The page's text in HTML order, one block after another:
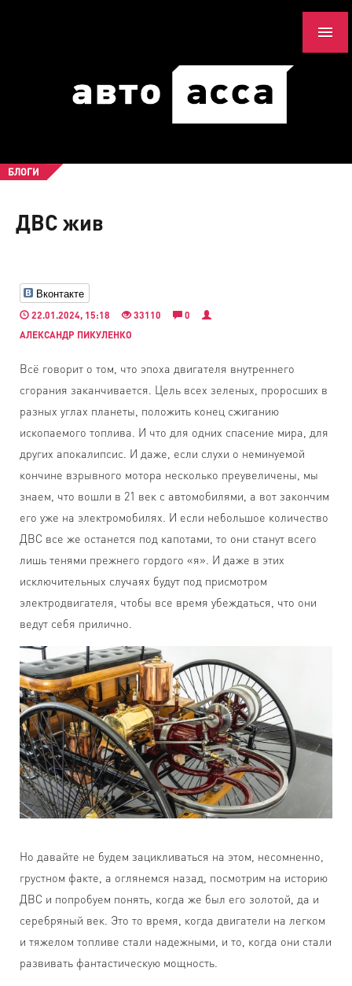
БЛОГИ
ДВС жив
Вконтакте
22.01.2024, 15:18 33110
0
АЛЕКСАНДР ПИКУЛЕНКО
Всё говорит о том, что эпоха двигателя внутреннего
сгорания заканчивается. Цель всех зеленых, проросших в
разных углах планеты, положить конец сжиганию
ископаемого топлива. И что для одних спасение мира, для
других апокалипсис. И даже, если слухи о неминуемой
кончине взрывного мотора несколько преувеличены, мы
знаем, что вошли в 21 век с автомобилями, а вот закончим
его уже на электромобилях. И если небольшое количество
ДВС все же останется под капотами, то они станут всего
лишь тенями прежнего гордого «я». И даже в этих
исключительных случаях будут под присмотром
электродвигателя, чтобы все время убеждаться, что они
ведут себя прилично.
Но давайте не будем зацикливаться на этом, несомненно,
грустном факте, а оглянемся назад, посмотрим на историю
ДВС и попробуем понять, когда же был его золотой, да и
серебряный век. Это то время, когда двигатели на легком
и тяжелом топливе стали надежными, и то, когда они стали
развивать фантастическую мощность.